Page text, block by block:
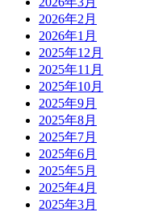
2026年2月
2026年1月
2025年12月
2025年11月
2025年10月
2025年9月
2025年8月
2025年7月
2025年6月
2025年5月
2025年4月
2025年3月